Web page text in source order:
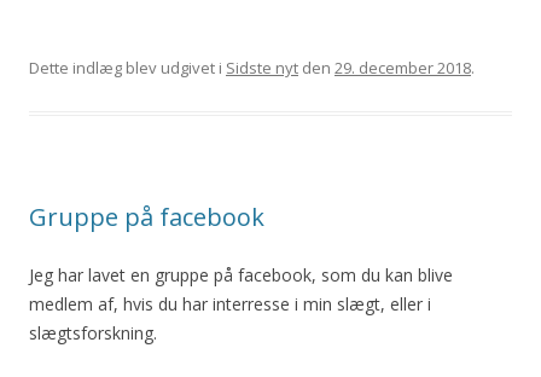
Dette indlæg blev udgivet i Sidste nyt den 29. december 2018.
Gruppe på facebook
Jeg har lavet en gruppe på facebook, som du kan blive
medlem af, hvis du har interresse i min slægt, eller i
slægtsforskning.